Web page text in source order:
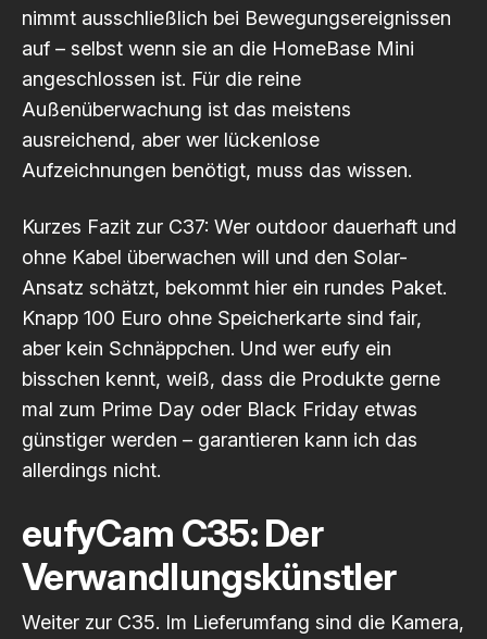
nimmt ausschließlich bei Bewegungsereignissen
auf – selbst wenn sie an die HomeBase Mini
angeschlossen ist. Für die reine
Außenüberwachung ist das meistens
ausreichend, aber wer lückenlose
Aufzeichnungen benötigt, muss das wissen.
Kurzes Fazit zur C37: Wer outdoor dauerhaft und
ohne Kabel überwachen will und den Solar-
Ansatz schätzt, bekommt hier ein rundes Paket.
Knapp 100 Euro ohne Speicherkarte sind fair,
aber kein Schnäppchen. Und wer eufy ein
bisschen kennt, weiß, dass die Produkte gerne
mal zum Prime Day oder Black Friday etwas
günstiger werden – garantieren kann ich das
allerdings nicht.
eufyCam C35: Der
Verwandlungskünstler
Weiter zur C35. Im Lieferumfang sind die Kamera,